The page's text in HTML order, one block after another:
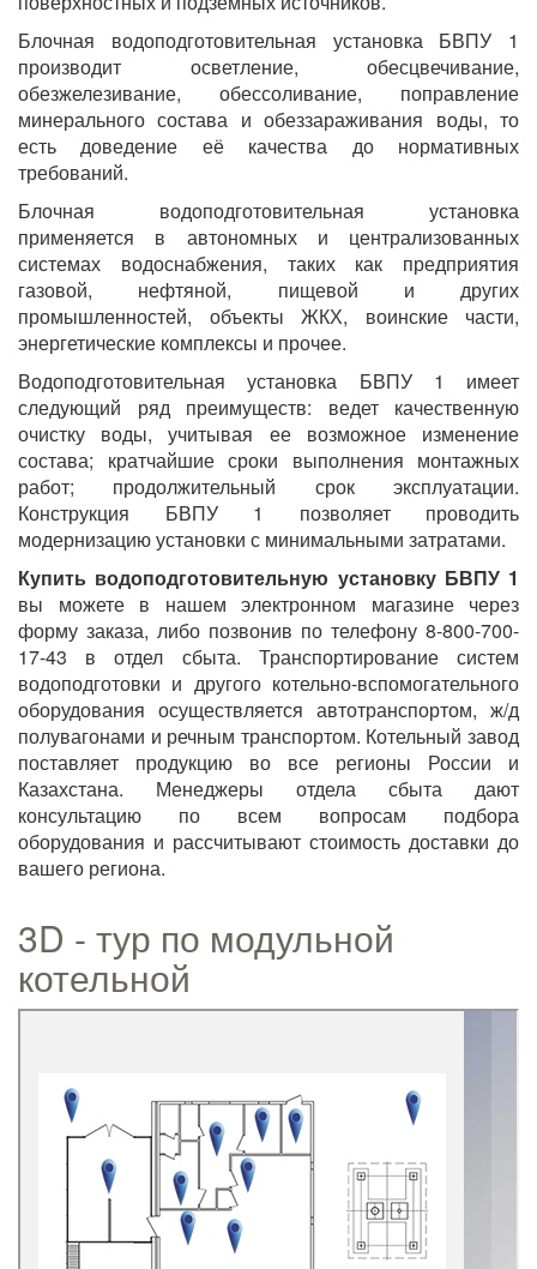
Блочная водоподготовительная установка БВПУ 1
производит осветление, обесцвечивание,
обезжелезивание, обессоливание, поправление
минерального состава и обеззараживания воды, то
есть доведение её качества до нормативных
требований.
Блочная водоподготовительная установка
применяется в автономных и централизованных
системах водоснабжения, таких как предприятия
газовой, нефтяной, пищевой и других
промышленностей, объекты ЖКХ, воинские части,
энергетические комплексы и прочее.
Водоподготовительная установка БВПУ 1 имеет
следующий ряд преимуществ: ведет качественную
очистку воды, учитывая ее возможное изменение
состава; кратчайшие сроки выполнения монтажных
работ; продолжительный срок эксплуатации.
Конструкция БВПУ 1 позволяет проводить
модернизацию установки с минимальными затратами.
Купить водоподготовительную установку БВПУ 1
вы можете в нашем электронном магазине через
форму заказа, либо позвонив по телефону 8-800-700-
17-43 в отдел сбыта. Транспортирование систем
водоподготовки и другого котельно-вспомогательного
оборудования осуществляется автотранспортом, ж/д
полувагонами и речным транспортом. Котельный завод
поставляет продукцию во все регионы России и
Казахстана. Менеджеры отдела сбыта дают
консультацию по всем вопросам подбора
оборудования и рассчитывают стоимость доставки до
вашего региона.
3D - тур по модульной
котельной